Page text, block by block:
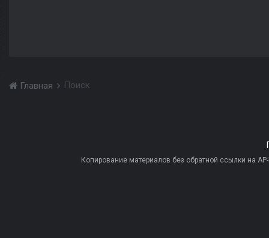
Главная Поиск
Копирование материалов без обратной ссылки на